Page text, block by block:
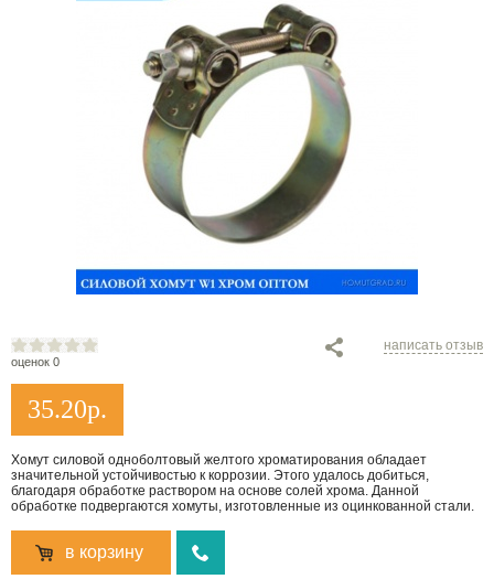
оценок 0
написать отзыв
35.20р.
Хомут силовой одноболтовый желтого хроматирования обладает
значительной устойчивостью к коррозии. Этого удалось добиться,
благодаря обработке раствором на основе солей хрома. Данной
обработке подвергаются хомуты, изготовленные из оцинкованной стали.
в корзину